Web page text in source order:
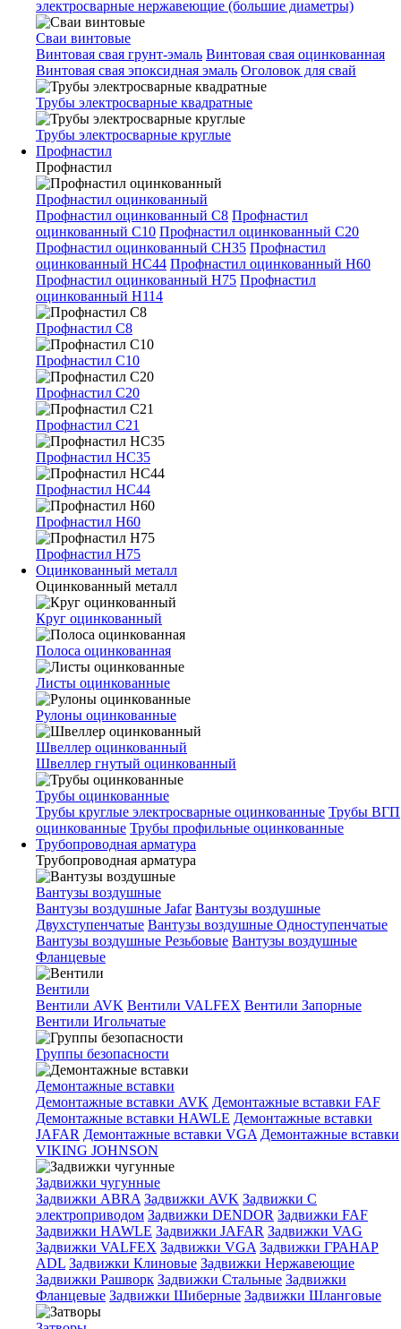
электросварные нержавеющие (большие диаметры)
Сваи винтовые
Винтовая свая грунт-эмаль Винтовая свая оцинкованная
Винтовая свая эпоксидная эмаль Оголовок для свай
Трубы электросварные квадратные
Трубы электросварные круглые
Профнастил
Профнастил
Профнастил оцинкованный
Профнастил оцинкованный С8 Профнастил
оцинкованный С10 Профнастил оцинкованный С20
Профнастил оцинкованный СН35 Профнастил
оцинкованный НС44 Профнастил оцинкованный Н60
Профнастил оцинкованный Н75 Профнастил
оцинкованный Н114
Профнастил С8
Профнастил С10
Профнастил С20
Профнастил С21
Профнастил НС35
Профнастил НС44
Профнастил Н60
Профнастил Н75
Оцинкованный металл
Оцинкованный металл
Круг оцинкованный
Полоса оцинкованная
Листы оцинкованные
Рулоны оцинкованные
Швеллер оцинкованный
Швеллер гнутый оцинкованный
Трубы оцинкованные
Трубы круглые электросварные оцинкованные Трубы ВГП
оцинкованные Трубы профильные оцинкованные
Трубопроводная арматура
Трубопроводная арматура
Вантузы воздушные
Вантузы воздушные Jafar Вантузы воздушные
Двухступенчатые Вантузы воздушные Одноступенчатые
Вантузы воздушные Резьбовые Вантузы воздушные
Фланцевые
Вентили
Вентили AVK Вентили VALFEX Вентили Запорные
Вентили Игольчатые
Группы безопасности
Демонтажные вставки
Демонтажные вставки AVK Демонтажные вставки FAF
Демонтажные вставки HAWLE Демонтажные вставки
JAFAR Демонтажные вставки VGA Демонтажные вставки
VIKING JOHNSON
Задвижки чугунные
Задвижки ABRA Задвижки AVK Задвижки C
электроприводом Задвижки DENDOR Задвижки FAF
Задвижки HAWLE Задвижки JAFAR Задвижки VAG
Задвижки VALFEX Задвижки VGA Задвижки ГРАНАР
ADL Задвижки Клиновые Задвижки Нержавеющие
Задвижки Рашворк Задвижки Стальные Задвижки
Фланцевые Задвижки Шиберные Задвижки Шланговые